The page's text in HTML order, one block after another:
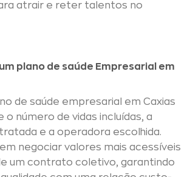
atrair e reter talentos no
plano de saúde Empresarial em
de saúde empresarial em Caxias
número de vidas incluídas, a
e a operadora escolhida.
negociar valores mais acessíveis
um contrato coletivo, garantindo